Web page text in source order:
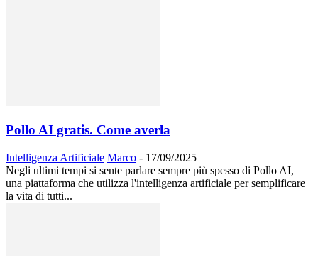
Pollo AI gratis. Come averla
Intelligenza Artificiale Marco - 17/09/2025
Negli ultimi tempi si sente parlare sempre più spesso di Pollo AI,
una piattaforma che utilizza l'intelligenza artificiale per semplificare
la vita di tutti...